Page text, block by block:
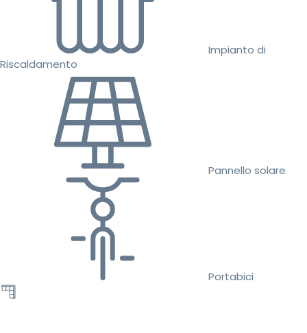
Impianto di
Riscaldamento
Pannello solare
Portabici